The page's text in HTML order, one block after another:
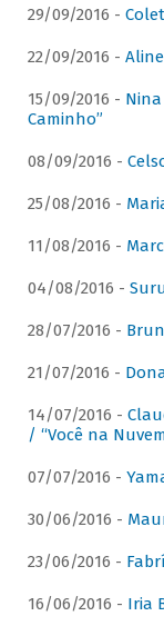
29/09/2016 -
22/09/2016 -
15/09/2016 -
Caminho”
08/09/2016 -
25/08/2016 -
11/08/2016 -
04/08/2016 -
28/07/2016 -
21/07/2016 -
14/07/2016 -
/ “Você na
07/07/2016 -
30/06/2016 -
23/06/2016 -
16/06/2016 - Iria